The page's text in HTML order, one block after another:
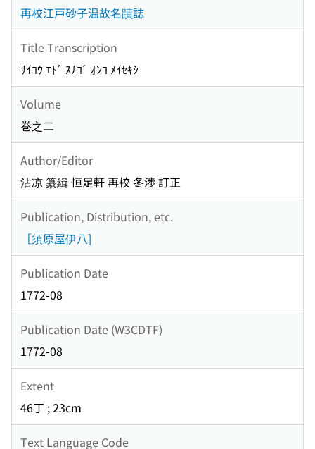
再校江戸砂子温故名蹟誌
Title Transcription
ｻｲｺｳ ｴﾄﾞ ｽﾅｺﾞ ｵﾝｺ ﾒｲｾｷｼ
Volume
巻之二
Author/Editor
沾凉 纂緝 恒足軒 再校 冬渉 訂正
Publication, Distribution, etc.
［須原屋伊八]
Publication Date
1772-08
Publication Date (W3CDTF)
1772-08
Extent
46丁 ; 23cm
Text Language Code